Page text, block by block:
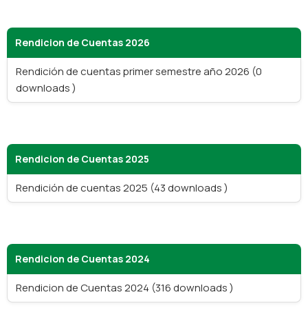
Rendicion de Cuentas 2026
Rendición de cuentas primer semestre año 2026 (0
downloads )
Rendicion de Cuentas 2025
Rendición de cuentas 2025 (43 downloads )
Rendicion de Cuentas 2024
Rendicion de Cuentas 2024 (316 downloads )